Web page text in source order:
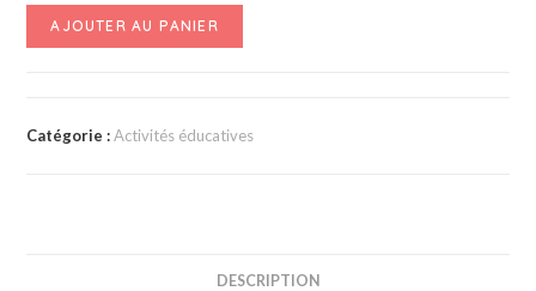
AJOUTER AU PANIER
Catégorie :Activités éducatives
DESCRIPTION